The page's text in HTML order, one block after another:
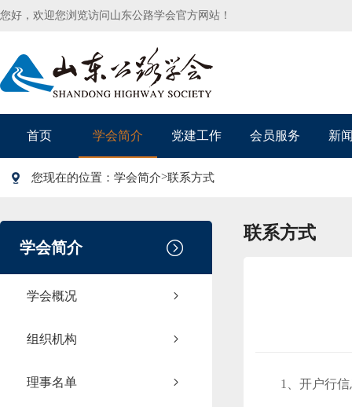
您好，欢迎您浏览访问山东公路学会官方网站！
首页 学会简介 党建工作 会员服务 新
您现在的位置： 学会简介>联系方式
学会简介
学会概况
组织机构
理事名单
联系方式
1、开户行